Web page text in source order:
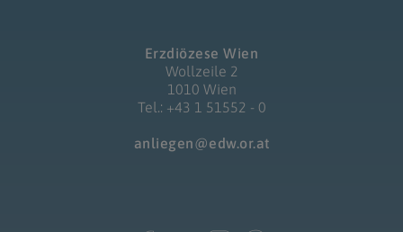
Erzdiözese Wien
Wollzeile 2
1010 Wien
Tel.: +43 1 51552 - 0
anliegen@edw.or.at